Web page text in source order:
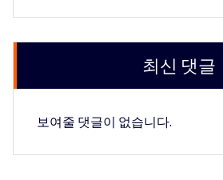
최신 댓글
보여줄 댓글이 없습니다.